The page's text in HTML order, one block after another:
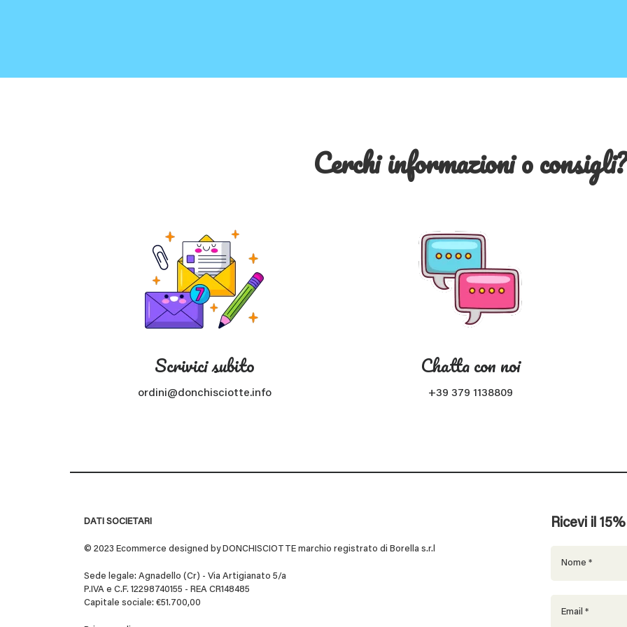
Cerchi informazioni o consigli?
Scrivici subito
ordini@donchisciotte.info
Chatta con noi
+39 379 1138809
DATI SOCIETARI
© 2023 Ecommerce designed by DONCHISCIOTTE marchio registrato di Borella s.r.l
Sede legale: Agnadello (Cr) - Via Artigianato 5/a
P.IVA e C.F. 12298740155 - REA CR148485
Capitale sociale: €51.700,00
Ricevi il